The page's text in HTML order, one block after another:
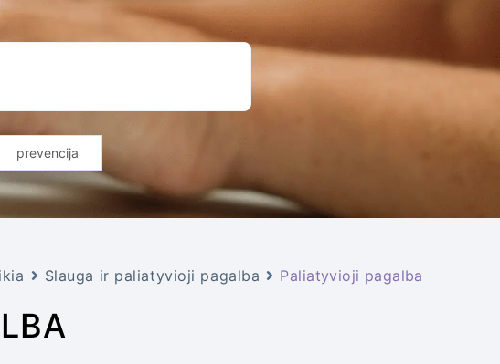
prevencija
Slauga ir paliatyvioji pagalba Paliatyvioji pagalba